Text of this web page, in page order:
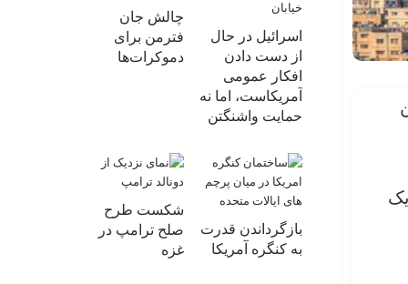
اسرائیل در حال
از دست دادن
افکار عمومی
آمریکاست، اما نه
حمایت واشنگتن
چالش جان
فترمن برای
دموکرات‌ها
بازگرداندن قدرت
به کنگره آمریکا
شکست طرح
صلح ترامپ در
غزه